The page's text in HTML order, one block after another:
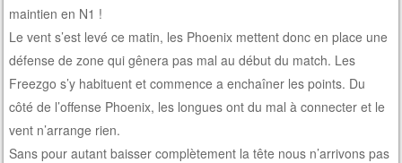
maintien en N1 !
Le vent s’est levé ce matin, les Phoenix mettent donc en place une
défense de zone qui gênera pas mal au début du match. Les
Freezgo s’y habituent et commence a enchaîner les points. Du
côté de l’offense Phoenix, les longues ont du mal à connecter et le
vent n’arrange rien.
Sans pour autant baisser complètement la tête nous n’arrivons pas